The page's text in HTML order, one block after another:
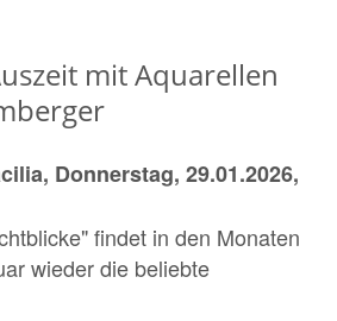
mit Aquarellen
Donnerstag, 29.01.2026,
findet in den Monaten
wieder die beliebte